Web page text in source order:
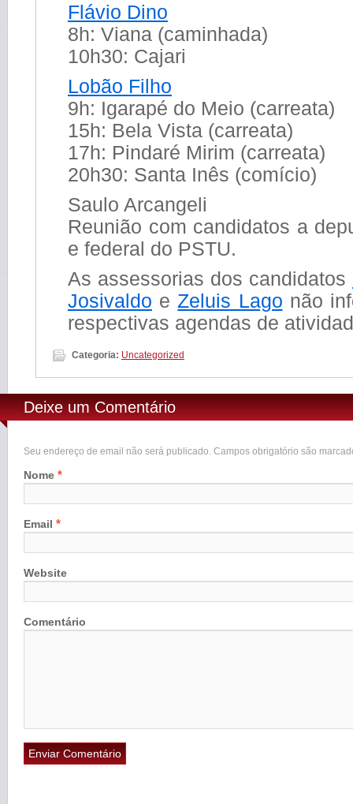
Flávio Dino
8h: Viana (caminhada)
10h30: Cajari
Lobão Filho
9h: Igarapé do Meio (carreata)
15h: Bela Vista (carreata)
17h: Pindaré Mirim (carreata)
20h30: Santa Inês (comício)
Saulo Arcangeli
Reunião com candidatos a
e federal do PSTU.
As assessorias dos candidatos
Josivaldo eZeluis Lago não
respectivas agendas de
Categoria: Uncategorized
Deixe um Comentário
Seu endereço de email não será publicado. Campos obrigatório são
Nome *
Email *
Website
Comentário